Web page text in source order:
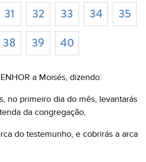
a Moisés, dizendo:
no primeiro dia do mês, levantarás
da congregação,
do testemunho, e cobrirás a arca
31 32 33 34
35
38 39 40